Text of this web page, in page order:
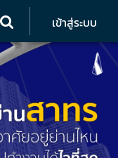
เข้าสู่ระบบ